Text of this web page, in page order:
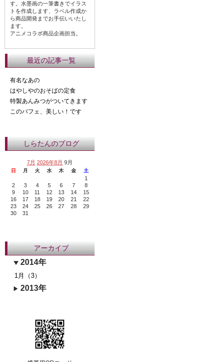
す。水墨画の一筆書きでイラス
トを作成します、ラベル作成か
ら商品開発までお手伝いいたし
ます。
アニメコラボ商品企画担当。
最近の記事一覧
有名なあの
はやしやのおそばの定食
特製あんみつがついてきます
このパフェ、美しい！です
しらたんのブログ
7月 2026年8月 9月
日 月 火 水 木 金 土
1
2
3 4 5 6 7
8
9
10 11 12 13 14
15
16
17 18 19 20 21
22
23
24 25 26 27 28
29
30
31
アーカイブ
2014年
1月（3）
2013年